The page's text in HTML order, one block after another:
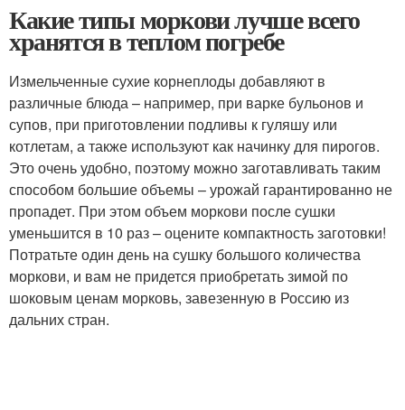
Какие типы моркови лучше всего
хранятся в теплом погребе
Измельченные сухие корнеплоды добавляют в
различные блюда – например, при варке бульонов и
супов, при приготовлении подливы к гуляшу или
котлетам, а также используют как начинку для пирогов.
Это очень удобно, поэтому можно заготавливать таким
способом большие объемы – урожай гарантированно не
пропадет. При этом объем моркови после сушки
уменьшится в 10 раз – оцените компактность заготовки!
Потратьте один день на сушку большого количества
моркови, и вам не придется приобретать зимой по
шоковым ценам морковь, завезенную в Россию из
дальних стран.